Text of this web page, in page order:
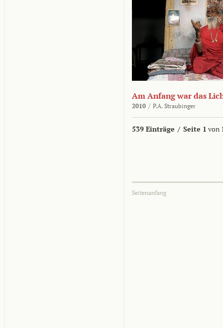
Am Anfang war das
2010 / P.A. Straubinger
539 Einträge / Seite 1 von
Seitenanfang